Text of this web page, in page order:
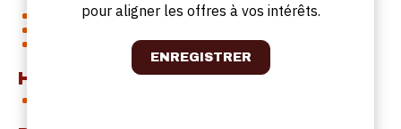
Je kan goed werken in een team.
Je kan tempo aanhouden.
Horaires de travail
pour aligner les offres à vos intérêts.